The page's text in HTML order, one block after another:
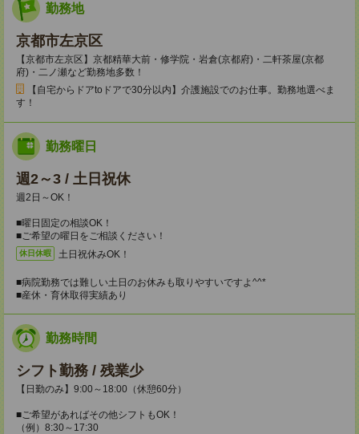
勤務地
京都市左京区
【京都市左京区】京都精華大前・修学院・岩倉(京都府)・二軒茶屋(京都
府)・二ノ瀬など勤務地多数！
【自宅からドアtoドアで30分以内】介護施設でのお仕事。勤務地選べま
す！
勤務曜日
週2～3 / 土日祝休
週2日～OK！
■曜日固定の相談OK！
■ご希望の曜日をご相談ください！
休日休暇 土日祝休みOK！
■病院勤務では難しい土日のお休みも取りやすいですよ^^*
■産休・育休取得実績あり
勤務時間
シフト勤務 / 残業少
【日勤のみ】9:00～18:00（休憩60分）
■ご希望があればその他シフトもOK！
（例）8:30～17:30